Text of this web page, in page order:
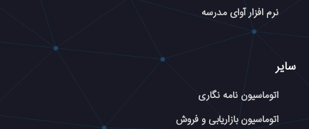
نرم افزار آوای مدرسه
سایر
اتوماسیون نامه نگاری
اتوماسیون بازاریابی و فروش